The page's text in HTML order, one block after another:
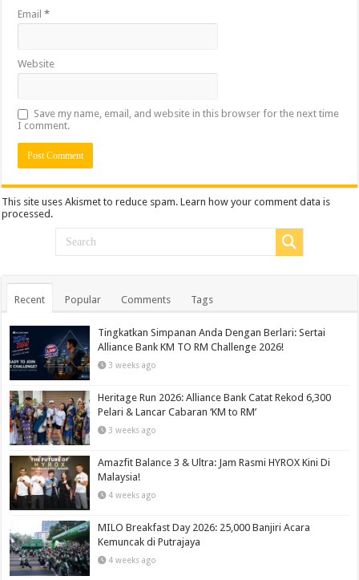
Email*
Website
Save my name, email, and website in this browser for the next time
I comment.
This site uses Akismet to reduce spam.Learn how your comment data is
processed.
Recent Popular Comments Tags
Tingkatkan Simpanan Anda Dengan Berlari: Sertai
Alliance Bank KM TO RM Challenge 2026!
3 weeks ago
Heritage Run 2026: Alliance Bank Catat Rekod 6,300
Pelari & Lancar Cabaran ‘KM to RM’
3 weeks ago
Amazfit Balance 3 & Ultra: Jam Rasmi HYROX Kini Di
Malaysia!
4 weeks ago
MILO Breakfast Day 2026: 25,000 Banjiri Acara
Kemuncak di Putrajaya
4 weeks ago